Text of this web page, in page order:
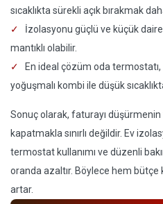
sıcaklıkta sürekli açık bırakmak
İzolasyonu güçlü ve küçük
mantıklı olabilir.
En ideal çözüm oda termostatı,
yoğuşmalı kombi ile düşük
Sonuç olarak, faturayı düşürmenin
kapatmakla sınırlı değildir. Ev
termostat kullanımı ve düzenli
oranda azaltır. Böylece hem
artar.